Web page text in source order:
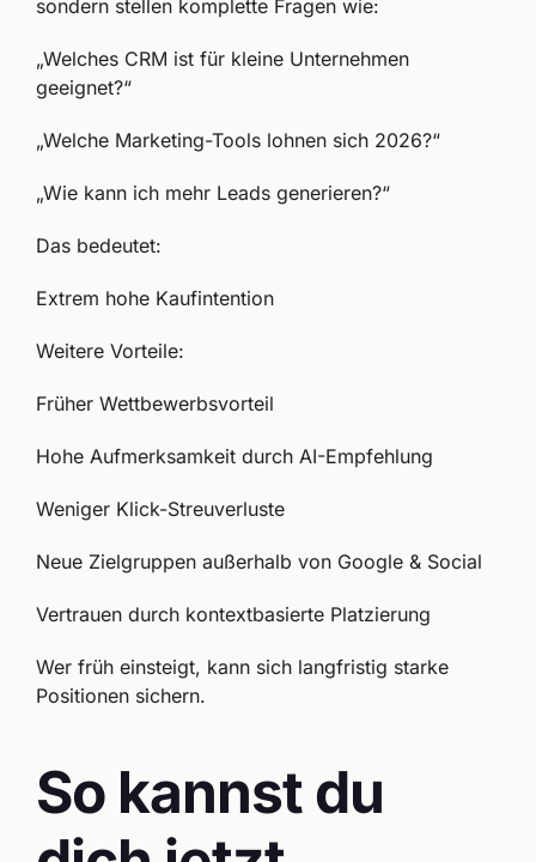
sondern stellen komplette Fragen wie:
„Welches CRM ist für kleine Unternehmen
geeignet?“
„Welche Marketing-Tools lohnen sich 2026?“
„Wie kann ich mehr Leads generieren?“
Das bedeutet:
Extrem hohe Kaufintention
Weitere Vorteile:
Früher Wettbewerbsvorteil
Hohe Aufmerksamkeit durch AI-Empfehlung
Weniger Klick-Streuverluste
Neue Zielgruppen außerhalb von Google & Social
Vertrauen durch kontextbasierte Platzierung
Wer früh einsteigt, kann sich langfristig starke
Positionen sichern.
So kannst du